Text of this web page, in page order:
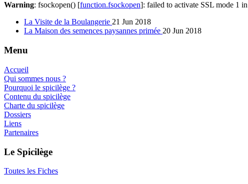
Warning: fsockopen() [function.fsockopen]: failed to activate SSL mode 1 in
La Visite de la Boulangerie 21 Jun 2018
La Maison des semences paysannes primée 20 Jun 2018
Menu
Accueil
Qui sommes nous ?
Pourquoi le spicilège ?
Contenu du spicilège
Charte du spicilège
Dossiers
Liens
Partenaires
Le Spicilège
Toutes les Fiches